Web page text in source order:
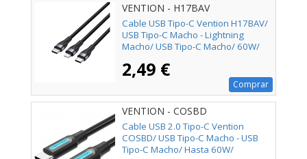
VENTION - H17BAV
Cable USB Tipo-C Vention H17BAV/
USB Tipo-C Macho - Lightning
Macho/ USB Tipo-C Macho/ 60W/
2,49 €
Comprar
VENTION - COSBD
Cable USB 2.0 Tipo-C Vention
COSBD/ USB Tipo-C Macho - USB
Tipo-C Macho/ Hasta 60W/